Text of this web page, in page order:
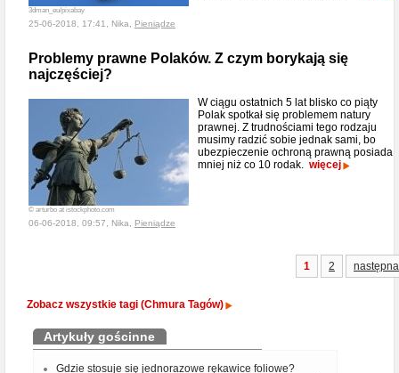
3dman_eu/pixabay
25-06-2018, 17:41, Nika, Pieniądze
Problemy prawne Polaków. Z czym borykają się
najczęściej?
© arturbo at istockphoto.com
W ciągu ostatnich 5 lat blisko co piąty
Polak spotkał się problemem natury
prawnej. Z trudnościami tego rodzaju
musimy radzić sobie jednak sami, bo
ubezpieczenie ochroną prawną posiada
mniej niż co 10 rodak. więcej
06-06-2018, 09:57, Nika, Pieniądze
1 2 następna
Zobacz wszystkie tagi (Chmura Tagów)
Artykuły gościnne
Gdzie stosuje się jednorazowe rękawice foliowe?